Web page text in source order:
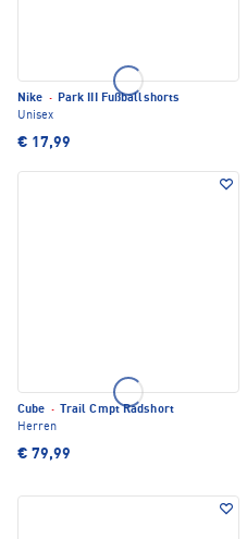
Nike · Park III Fußballshorts
Unisex
€ 17,99
Cube ·
Trail Cmpt Radshort
Herren
€ 79,99